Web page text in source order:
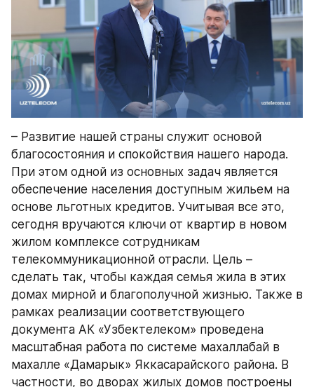
– Развитие нашей страны служит основой
благосостояния и спокойствия нашего народа.
При этом одной из основных задач является
обеспечение населения доступным жильем на
основе льготных кредитов. Учитывая все это,
сегодня вручаются ключи от квартир в новом
жилом комплексе сотрудникам
телекоммуникационной отрасли. Цель –
сделать так, чтобы каждая семья жила в этих
домах мирной и благополучной жизнью. Также в
рамках реализации соответствующего
документа АК «Узбектелеком» проведена
масштабная работа по системе махаллабай в
махалле «Дамарык» Яккасарайского района. В
частности, во дворах жилых домов построены